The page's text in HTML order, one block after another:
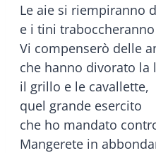
Le aie si riempiranno
e i tini
Vi compenserò delle
che hanno divorato la
il grillo e le cavallette,
quel grande esercito
che ho mandato
Mangerete in